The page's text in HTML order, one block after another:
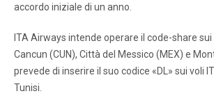
accordo iniziale di un anno.
ITA Airways intende operare il code-share
Cancun (CUN), Città del Messico (MEX) e
prevede di inserire il suo codice «DL» sui voli
Tunisi.